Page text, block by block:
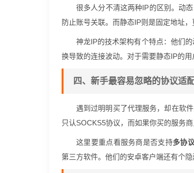
很多人分不清这两种IP的区别。动
防止账号关联。而静态IP则是固定地址
神龙IP的技术架构有个特点：他们
换导致的连接波动。对于需要静态IP的
四、新手最容易忽略的协议适
遇到过明明买了代理服务，却在软
只认SOCKS5协议，而如果你买的服务
这里要重点看服务商是否支持多协
第三方软件。他们的安卓客户端还有个